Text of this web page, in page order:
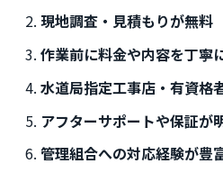
現地調査・見積もりが無料
作業前に料金や内容を丁寧
水道局指定工事店・有資格
アフターサポートや保証が
管理組合への対応経験が豊